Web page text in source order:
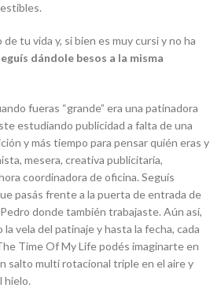
tu vida y, si bien es muy cursi y no ha
dándole besos a la misma
fueras “grande” era una patinadora
estudiando publicidad a falta de una
y más tiempo para pensar quién eras y
mesera, creativa publicitaria,
coordinadora de oficina. Seguís
pasás frente a la puerta de entrada de
donde también trabajaste. Aún así,
vela del patinaje y hasta la fecha, cada
Time Of My Lifepodés imaginarte en
salto multi rotacional triple en el aire y
hielo.